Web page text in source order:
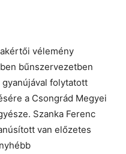
vélemény
bűnszervezetben
folytatott
a Csongrád Megyei
Szanka Ferenc
van előzetes